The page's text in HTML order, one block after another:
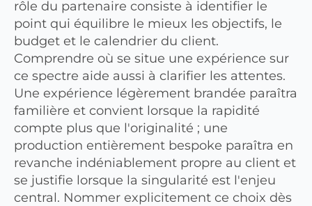
rôle du partenaire consiste à identifier le
point qui équilibre le mieux les objectifs, le
budget et le calendrier du client.
Comprendre où se situe une expérience sur
ce spectre aide aussi à clarifier les attentes.
Une expérience légèrement brandée paraîtra
familière et convient lorsque la rapidité
compte plus que l'originalité ; une
production entièrement bespoke paraîtra en
revanche indéniablement propre au client et
se justifie lorsque la singularité est l'enjeu
central. Nommer explicitement ce choix dès